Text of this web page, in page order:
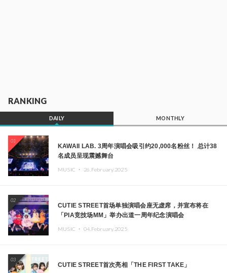
RANKING
DAILY MONTHLY
01
KAWAII LAB. 3周年演唱会吸引约20,000名粉丝！ 总计38
名成员呈现震撼舞台
MUSIC ・ 26.February.2025
02
CUTIE STREET首场单独演唱会座无虚席，并宣布将在
「PIA竞技场MM」举办出道一周年纪念演唱会
MUSIC ・ 04.February.2025
03
CUTIE STREET首次亮相「THE FIRST TAKE」